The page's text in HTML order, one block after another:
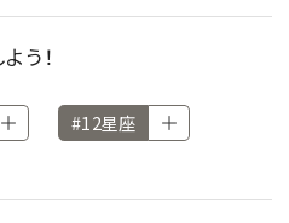
う！
#12星座